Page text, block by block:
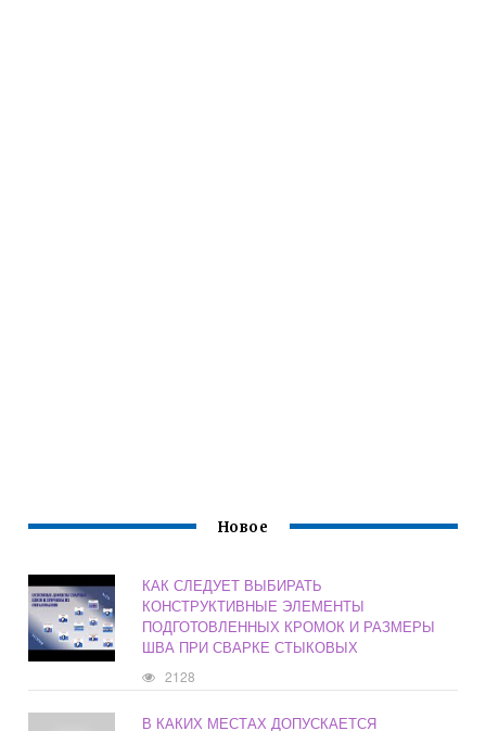
Новое
КАК СЛЕДУЕТ ВЫБИРАТЬ
КОНСТРУКТИВНЫЕ ЭЛЕМЕНТЫ
ПОДГОТОВЛЕННЫХ КРОМОК И РАЗМЕРЫ
ШВА ПРИ СВАРКЕ СТЫКОВЫХ
2128
В КАКИХ МЕСТАХ ДОПУСКАЕТСЯ